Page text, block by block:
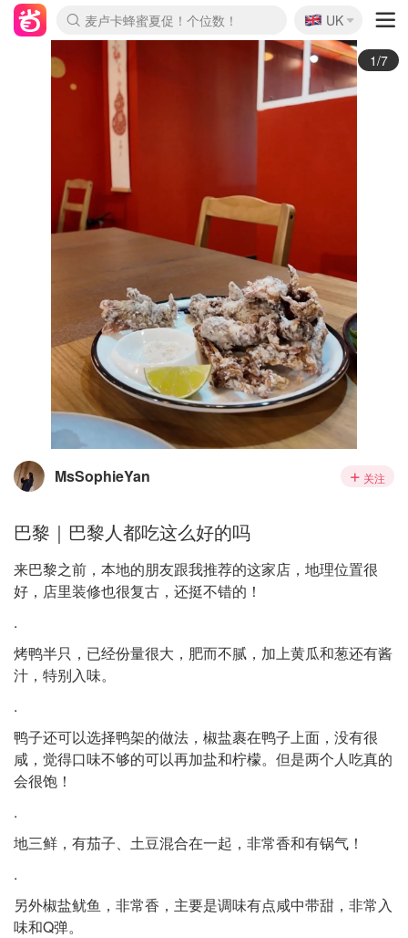
麦卢卡蜂蜜夏促！个位数！
Prada/Miu 4.8折！
啥？必胜客披萨5折！
🇬🇧
UK
2/7
MsSophieYan 关注
巴黎｜巴黎人都吃这么好的吗
来巴黎之前，本地的朋友跟我推荐的这家店，地理位置很
好，店里装修也很复古，还挺不错的！
.
烤鸭半只，已经份量很大，肥而不腻，加上黄瓜和葱还有酱
汁，特别入味。
.
鸭子还可以选择鸭架的做法，椒盐裹在鸭子上面，没有很
咸，觉得口味不够的可以再加盐和柠檬。但是两个人吃真的
会很饱！
.
地三鲜，有茄子、土豆混合在一起，非常香和有锅气！
.
另外椒盐鱿鱼，非常香，主要是调味有点咸中带甜，非常入
味和Q弹。